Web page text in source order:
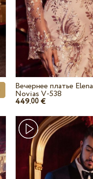
Вечернее платье Elena
Novias V-538
449.00€